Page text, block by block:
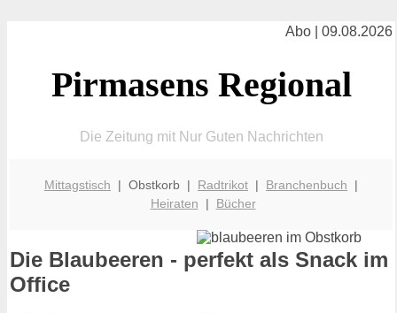
Abo | 09.08.2026
Pirmasens Regional
Die Zeitung mit Nur Guten Nachrichten
Mittagstisch | Obstkorb | Radtrikot | Branchenbuch |
Heiraten | Bücher
Die Blaubeeren - perfekt als Snack im
Office